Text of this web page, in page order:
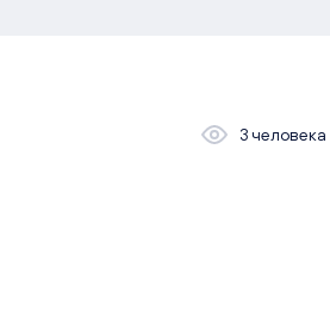
3 человека